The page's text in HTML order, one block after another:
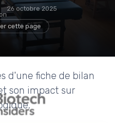
26 octobre 2025
cette page
d'une fiche de bilan
son impact sur